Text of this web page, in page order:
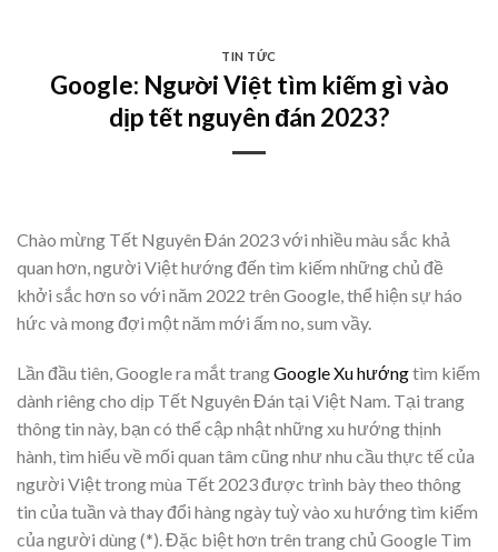
TIN TỨC
Google: Người Việt tìm kiếm gì vào
dịp tết nguyên đán 2023?
Chào mừng Tết Nguyên Đán 2023 với nhiều màu sắc khả
quan hơn, người Việt hướng đến tìm kiếm những chủ đề
khởi sắc hơn so với năm 2022 trên Google, thể hiện sự háo
hức và mong đợi một năm mới ấm no, sum vầy.
Lần đầu tiên, Google ra mắt trangGoogle Xu hướngtìm kiếm
dành riêng cho dịp Tết Nguyên Đán tại Việt Nam. Tại trang
thông tin này, bạn có thể cập nhật những xu hướng thịnh
hành, tìm hiểu về mối quan tâm cũng như nhu cầu thực tế của
người Việt trong mùa Tết 2023 được trình bày theo thông
tin của tuần và thay đổi hàng ngày tuỳ vào xu hướng tìm kiếm
của người dùng (*). Đặc biệt hơn trên trang chủ Google Tìm